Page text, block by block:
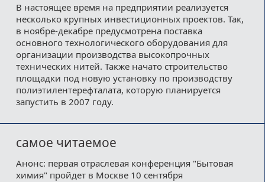
В настоящее время на предприятии реализуется
несколько крупных инвестиционных проектов. Так,
в ноябре-декабре предусмотрена поставка
основного технологического оборудования для
организации производства высокопрочных
технических нитей. Также начато строительство
площадки под новую установку по производству
полиэтилентерефталата, которую планируется
запустить в 2007 году.
самое читаемое
Анонс: первая отраслевая конференция "Бытовая
химия" пройдет в Москве 10 сентября